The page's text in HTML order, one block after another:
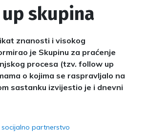
skupina
znanosti i visokog
je Skupinu za praćenje
procesa (tzv. follow up
o kojima se raspravljalo na
sastanku izvijestio je i dnevni
socijalno partnerstvo